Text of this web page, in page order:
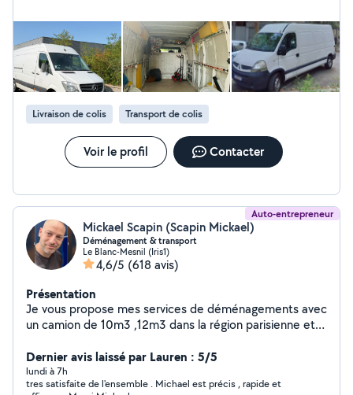
Livraison de colis Transport de colis
Voir le profil Contacter
Auto-entrepreneur
Mickael Scapin (Scapin Mickael)
Déménagement & transport
Le Blanc-Mesnil (Iris1)
4,6/5 (618 avis)
Présentation
Je vous propose mes services de déménagements avec
un camion de 10m3 ,12m3 dans la région parisienne et
Dernier avis laissé par Lauren : 5/5
lundi à 7h
tres satisfaite de l'ensemble . Michael est précis , rapide et